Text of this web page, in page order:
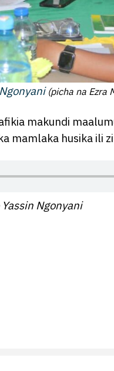
(picha na Ezra
makundi
mamlaka husika ili
Ngonyani